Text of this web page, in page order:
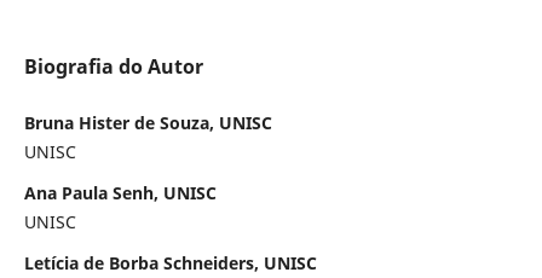
Biografia do Autor
Bruna Hister de Souza, UNISC
UNISC
Ana Paula Senh, UNISC
UNISC
Letícia de Borba Schneiders, UNISC